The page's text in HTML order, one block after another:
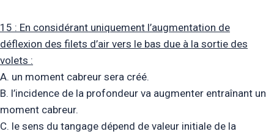
15 : En considérant uniquement l’augmentation de
déflexion des filets d’air vers le bas due à la sortie des
volets :
A. un moment cabreur sera créé.
B. l’incidence de la profondeur va augmenter entraînant un
moment cabreur.
C. le sens du tangage dépend de valeur initiale de la